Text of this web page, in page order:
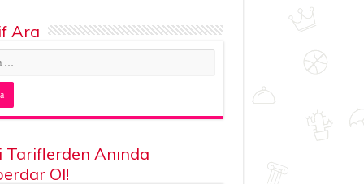
Ara
Tariflerden Anında
Ol!